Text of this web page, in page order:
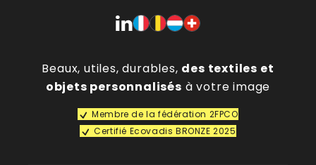
Beaux, utiles, durables, des textiles et
objets personnalisés à votre image
Membre de la fédération 2FPCO
Certifié Ecovadis BRONZE 2025